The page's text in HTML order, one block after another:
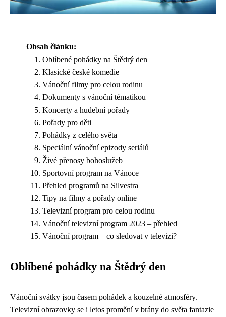
Obsah článku:
Oblíbené pohádky na Štědrý den
Klasické české komedie
Vánoční filmy pro celou rodinu
Dokumenty s vánoční tématikou
Koncerty a hudební pořady
Pořady pro děti
Pohádky z celého světa
Speciální vánoční epizody seriálů
Živé přenosy bohoslužeb
Sportovní program na Vánoce
Přehled programů na Silvestra
Tipy na filmy a pořady online
Televizní program pro celou rodinu
Vánoční televizní program 2023 – přehled
Vánoční program – co sledovat v televizi?
Oblíbené pohádky na Štědrý den
Vánoční svátky jsou časem pohádek a kouzelné atmosféry.
Televizní obrazovky se i letos promění v brány do světa fantazie